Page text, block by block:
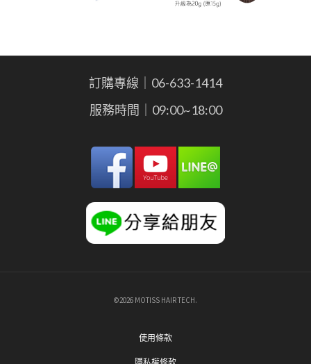
訂購專線｜06-633-1414
服務時間｜09:00~18:00
©2026 MOTISS HAIR TECH.
使用條款